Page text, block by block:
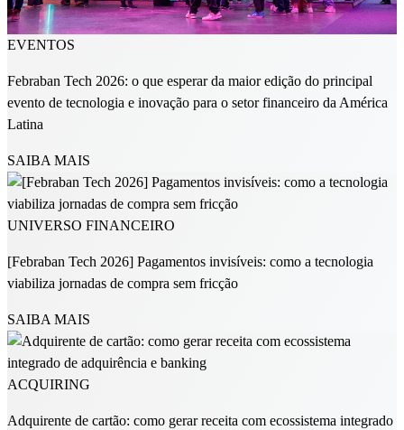
EVENTOS
Febraban Tech 2026: o que esperar da maior edição do principal
evento de tecnologia e inovação para o setor financeiro da América
Latina
SAIBA MAIS
UNIVERSO FINANCEIRO
[Febraban Tech 2026] Pagamentos invisíveis: como a tecnologia
viabiliza jornadas de compra sem fricção
SAIBA MAIS
ACQUIRING
Adquirente de cartão: como gerar receita com ecossistema integrado